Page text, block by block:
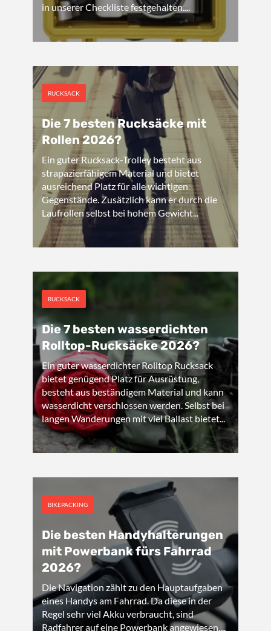
in unserer Checkliste festgehalten....
RUCKSACK
Die 7 besten Rucksäcke mit
Rollen 2026?
Ein guter Rucksack-Trolley besteht aus
strapazierfähigem Material und bietet
ausreichend Platz für alle wichtigen
Gegenstände. Zusätzlich kann er durch die
Laufrollen selbst bei hohem Gewicht...
RUCKSACK
Die 7 besten wasserdichten
Rolltop-Rucksäcke 2026?
Ein guter wasserdichter Rolltop Rucksack
bietet genügend Platz für Ausrüstung,
besteht aus beständigem Material und kann
wasserdicht verschlossen werden. Selbst bei
langen Wanderungen mit viel Ballast bietet...
BIKEPACKING
Die besten Handyhalterungen
mit Powerbank fürs Fahrrad
2026?
Die Navigation zählt zu den Hauptaufgaben
eines Handys am Fahrrad. Da diese in der
Regel sehr viel Akku verbraucht, sind
Radfahrer auf eine Powerbank angewiesen....